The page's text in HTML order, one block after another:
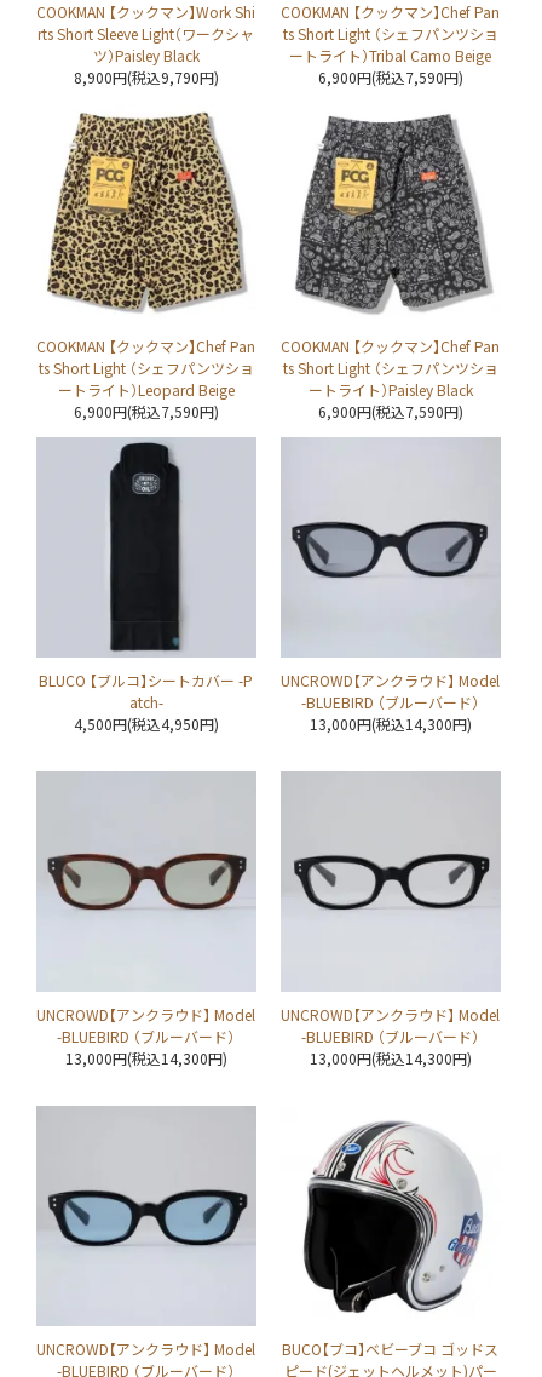
COOKMAN 【クックマン】Work Shi
rts Short Sleeve Light（ワークシャ
ツ）Paisley Black
8,900円(税込9,790円)
COOKMAN 【クックマン】Chef Pan
ts Short Light （シェフパンツショ
ートライト）Tribal Camo Beige
6,900円(税込7,590円)
COOKMAN 【クックマン】Chef Pan
ts Short Light （シェフパンツショ
ートライト）Leopard Beige
6,900円(税込7,590円)
COOKMAN 【クックマン】Chef Pan
ts Short Light （シェフパンツショ
ートライト）Paisley Black
6,900円(税込7,590円)
BLUCO 【ブルコ】シートカバー -P
atch-
4,500円(税込4,950円)
UNCROWD【アンクラウド】 Model
-BLUEBIRD （ブルーバード）
13,000円(税込14,300円)
UNCROWD【アンクラウド】 Model
-BLUEBIRD （ブルーバード）
13,000円(税込14,300円)
UNCROWD【アンクラウド】 Model
-BLUEBIRD （ブルーバード）
13,000円(税込14,300円)
UNCROWD【アンクラウド】 Model
-BLUEBIRD （ブルーバード）
BUCO【ブコ】ベビーブコ ゴッドス
ピード(ジェットヘルメット)パー